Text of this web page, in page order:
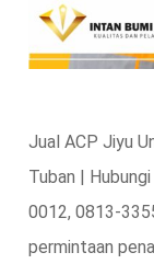
Jual ACP Jiyu
Tuban |
0012, 0813-
permintaan